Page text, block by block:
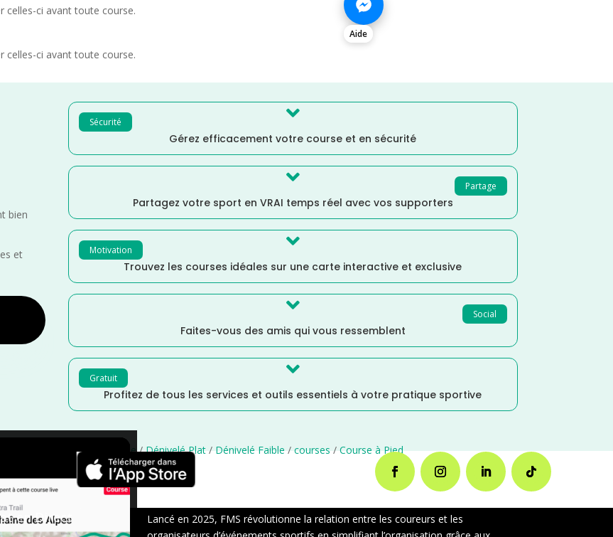
celles-ci avant toute course.
celles-ci avant toute course.
Aide
bien
et
Sécurité 
Gérez efficacement votre course et en sécurité
Partage

Partagez votre sport en VRAI temps réel avec vos supporters
Motivation 
Trouvez les courses idéales sur une carte interactive et exclusive
Social

Faites-vous des amis qui vous ressemblent
Gratuit 
Profitez de tous les services et outils essentiels à votre pratique sportive
×
Distance Faible/Dénivelé Plat/Dénivelé Faible/courses/Course à Pied
en Direct
Lancé en 2025, FMS révolutionne la relation entre les coureurs et les